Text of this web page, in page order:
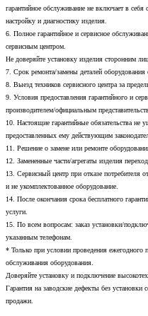
гарантийное обслуживание не включает в себя
настройку и диагностику изделия.
6. Полное гарантийное и сервисное
сервисным центром.
Не доверяйте установку изделия сторонним
7. Срок ремонта/замены деталей оборудования
8. Выезд техников сервисного центра за
9. Условия предоставления гарантийного и
производителем/официальным
10. Настоящие гарантийные обязательства не
предоставленных ему действующим
11. Решение о замене или ремонте
12. Замененные части/агрегаты изделия
13. Сервисный центр при отказе потребителя
и не укомплектованное оборудование.
14. После окончания срока бесплатного
услуги.
15. По всем вопросам: заказ установки/
указанным телефонам.
* Только при условии проведения ежегодного
обслуживания оборудования.
Доверяйте установку и подключение
Гарантия на заводские дефекты без установки
продажи.